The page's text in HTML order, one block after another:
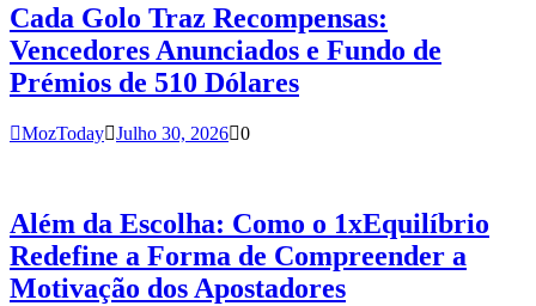
Cada Golo Traz Recompensas:
Vencedores Anunciados e Fundo de
Prémios de 510 Dólares
MozToday Julho 30, 2026 0
Além da Escolha: Como o 1xEquilíbrio
Redefine a Forma de Compreender a
Motivação dos Apostadores